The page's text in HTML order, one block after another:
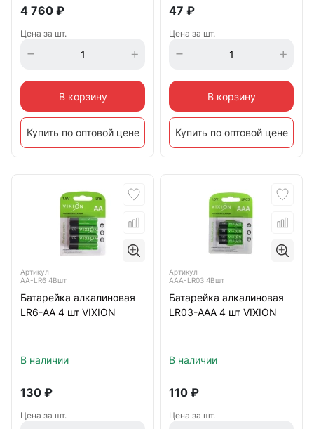
4 760 ₽
Цена за шт.
В корзину
Купить по оптовой цене
47 ₽
Цена за шт.
В корзину
Купить по оптовой цене
Артикул
AA-LR6 4Bшт
Батарейка алкалиновая
LR6-AA 4 шт VIXION
В наличии
130 ₽
Цена за шт.
Артикул
AAA-LR03 4Bшт
Батарейка алкалиновая
LR03-AAA 4 шт VIXION
В наличии
110 ₽
Цена за шт.